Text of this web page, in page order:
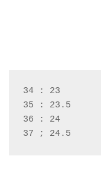
34 : 23
35 : 23.5
36 : 24
37 ; 24.5